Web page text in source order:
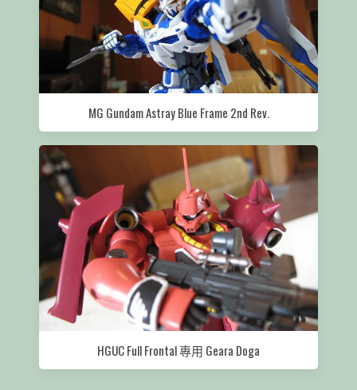
MG Gundam Astray Blue Frame 2nd Rev.
HGUC Full Frontal 專用 Geara Doga